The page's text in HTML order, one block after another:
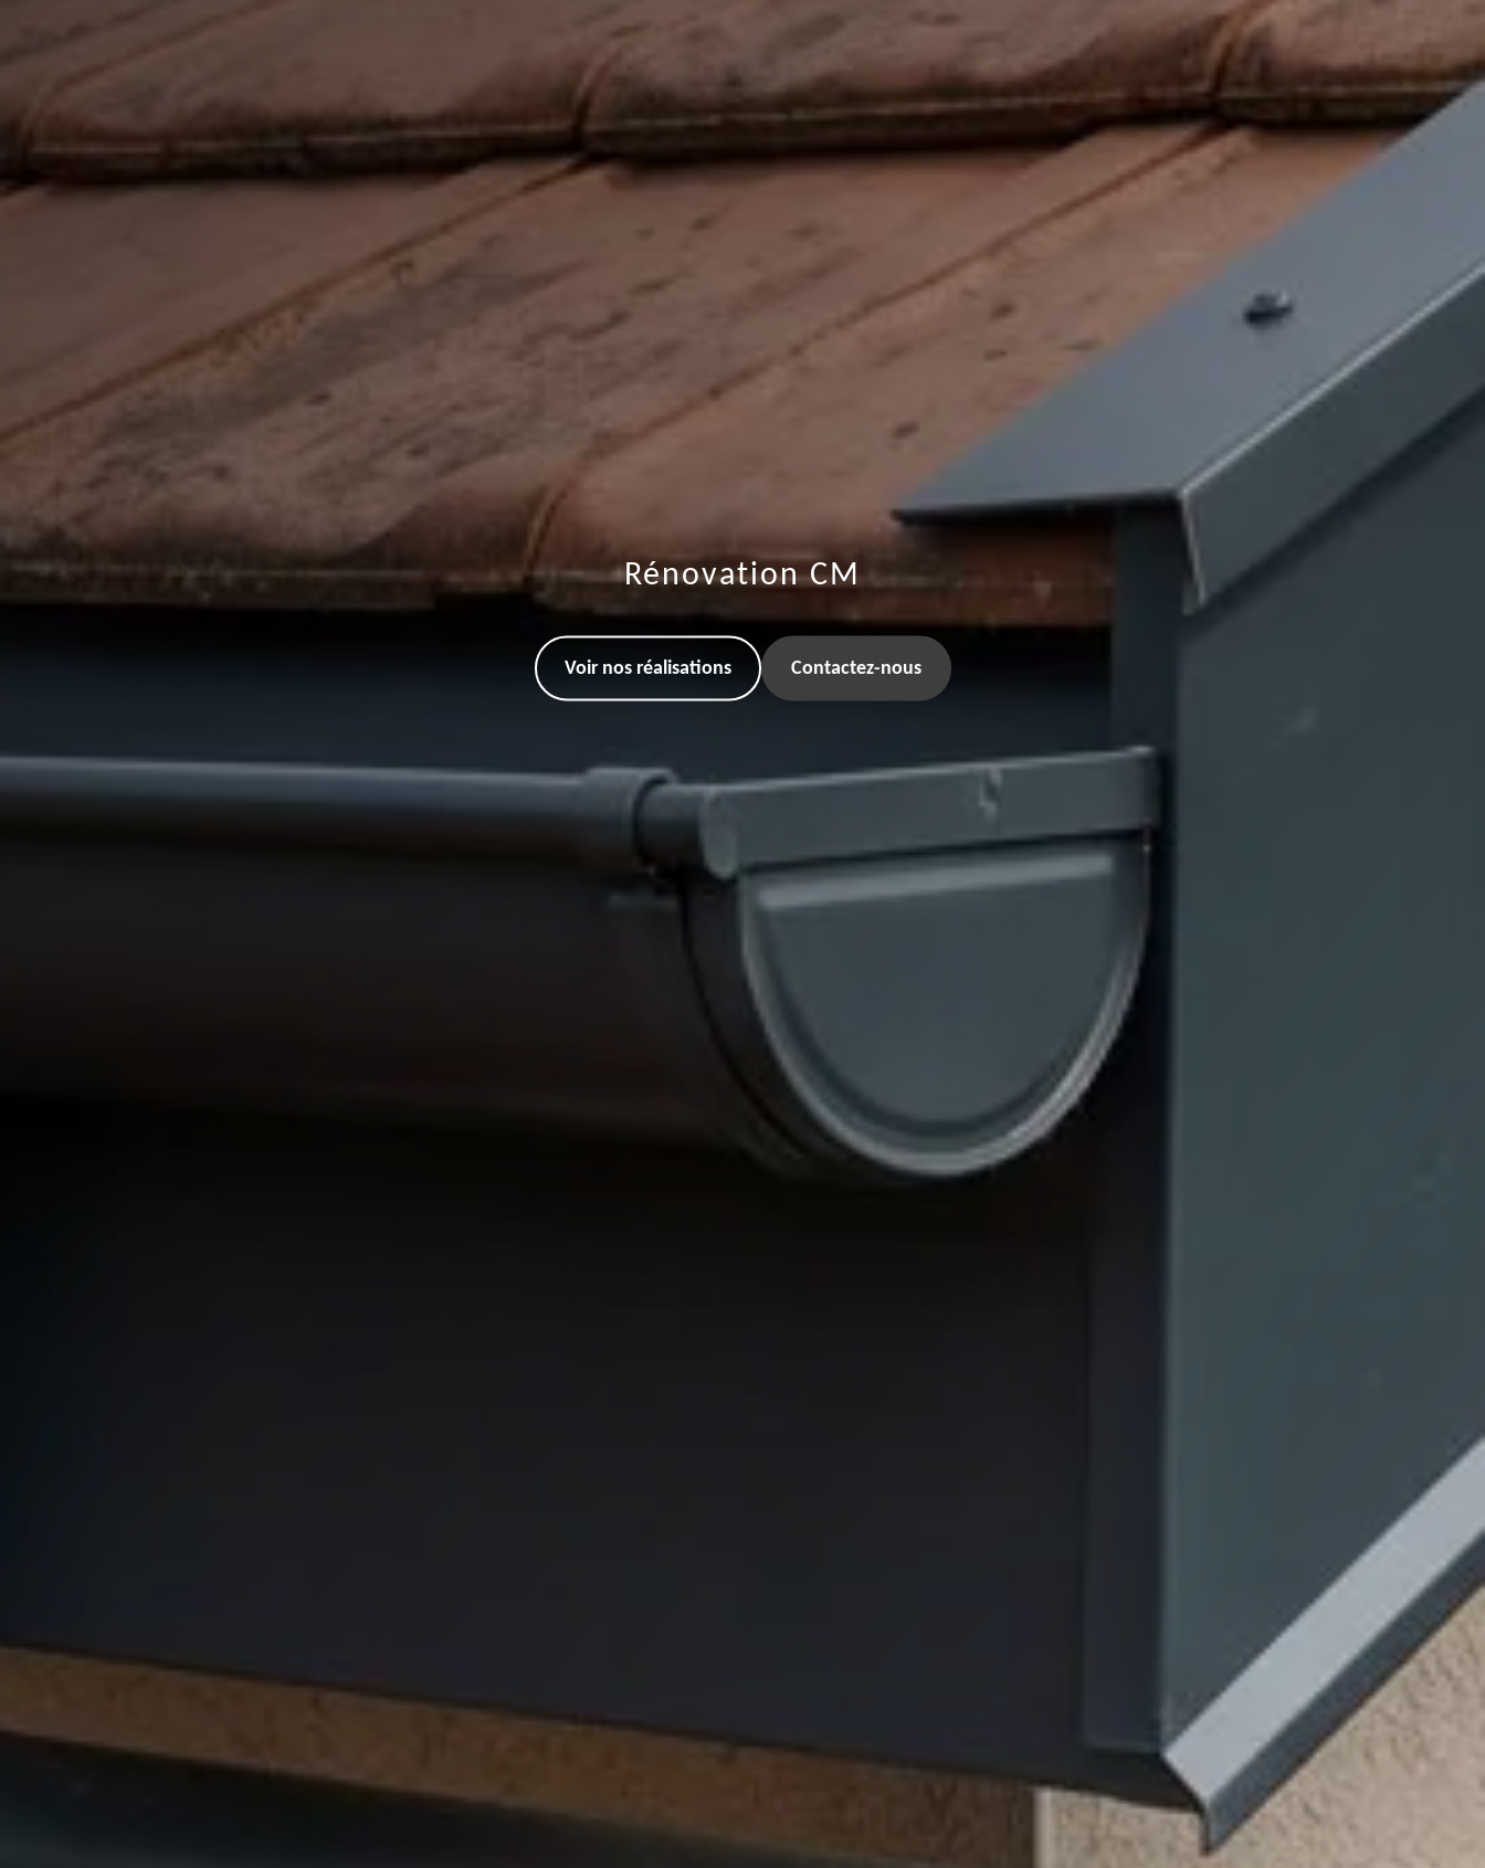
Rénovation CM
Voir nos réalisations Contactez-nous